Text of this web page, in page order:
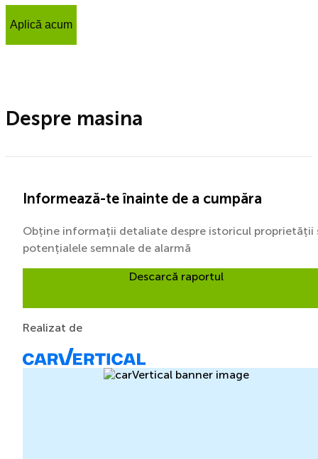
Aplică acum
Despre masina
Informează-te înainte de a cumpăra
Obține informații detaliate despre istoricul proprietății
potențialele semnale de alarmă
Descarcă raportul
Realizat de